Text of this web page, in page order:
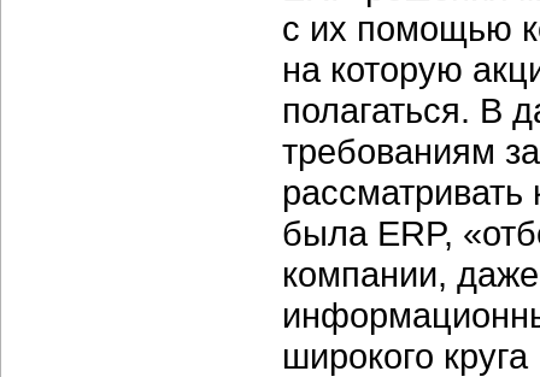
с их помощью
на которую
полагаться. В
требованиям
была ERP,
компании,
широкого